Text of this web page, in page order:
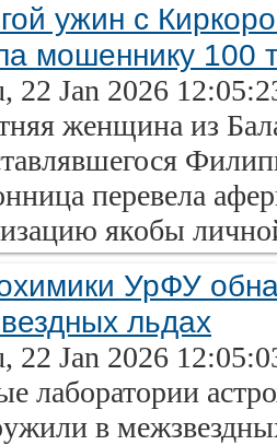
ужин с
мошеннику 100
22 Jan 2026
женщина из
перевела
якобы
УрФУ
льдах
22 Jan 2026
лаборатории
в